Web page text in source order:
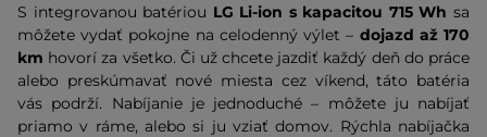
S integrovanou batériou LG Li-ion s kapacitou 715 Wh sa
môžete vydať pokojne na celodenný výlet – dojazd až 170
km hovorí za všetko. Či už chcete jazdiť každý deň do práce
alebo preskúmavať nové miesta cez víkend, táto batéria
vás podrží. Nabíjanie je jednoduché – môžete ju nabíjať
priamo v ráme, alebo si ju vziať domov. Rýchla nabíjačka